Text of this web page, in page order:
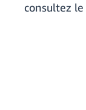
consultez le